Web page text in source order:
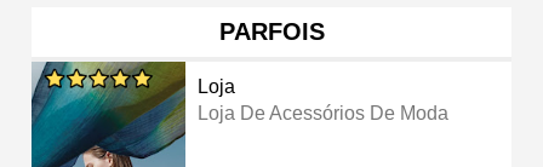
PARFOIS
Loja
Loja De Acessórios De Moda